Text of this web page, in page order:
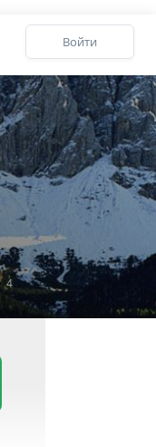
Войти
4